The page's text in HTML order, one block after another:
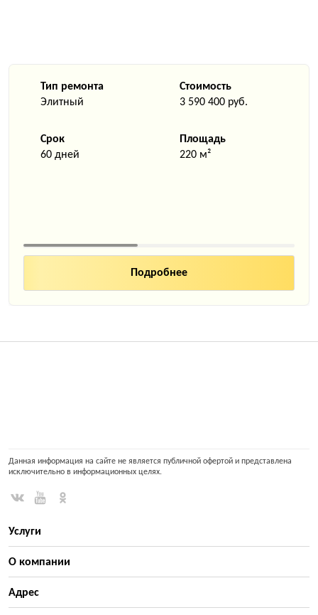
Тип ремонта
Элитный
Стоимость
3 590 400 руб.
Срок
60 дней
Площадь
220 м²
Подробнее
Данная информация на сайте не является публичной офертой и представлена
исключительно в информационных целях.
Услуги
О компании
Адрес